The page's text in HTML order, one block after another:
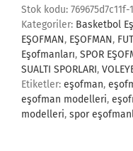
Stok kodu: 769675d7c11f-
Kategoriler: Basketbol
EŞOFMAN, EŞOFMAN,
Eşofmanları, SPOR
SUALTI SPORLARI,
Etiketler: eşofman,
eşofman modelleri,
modelleri, spor